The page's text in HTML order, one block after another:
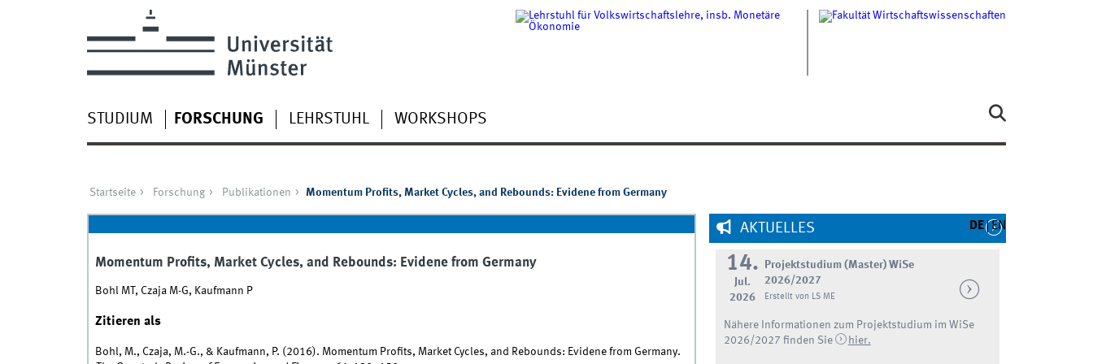
STUDIUM FORSCHUNG LEHRSTUHL WORKSHOPS
DE EN
Startseite Forschung Publikationen Momentum Profits, Market Cycles, and Rebounds: Evidene from Germany
Momentum Profits, Market Cycles, and Rebounds: Evidene from Germany
Bohl MT, Czaja M-G, Kaufmann P
Zitieren als
Bohl, M., Czaja, M.-G., & Kaufmann, P. (2016). Momentum Profits, Market Cycles, and Rebounds: Evidene from Germany.
AKTUELLES
14.
Jul.
2026
Projektstudium (Master) WiSe
2026/2027
Erstellt von LS ME
Nähere Informationen zum Projektstudium im WiSe
2026/2027 finden Sie
hier.